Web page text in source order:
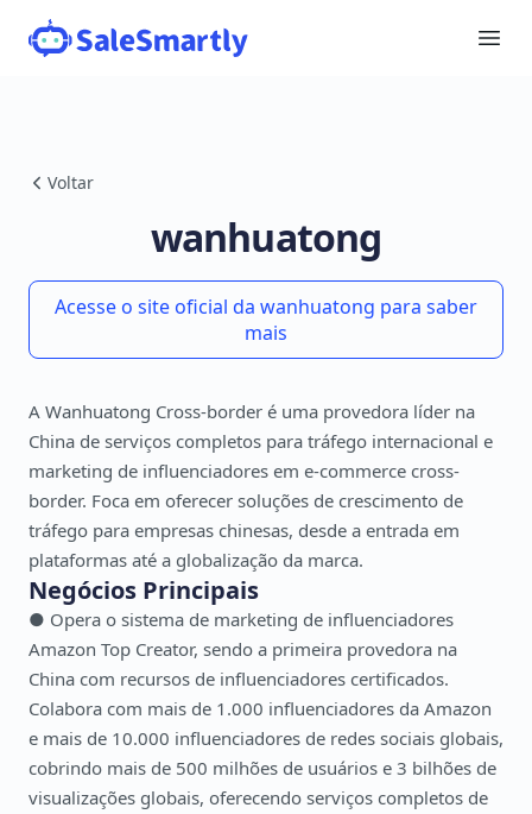
Voltar
wanhuatong
Acesse o site oficial da wanhuatong para saber
mais
A Wanhuatong Cross-border é uma provedora líder na
China de serviços completos para tráfego internacional e
marketing de influenciadores em e-commerce cross-
border. Foca em oferecer soluções de crescimento de
tráfego para empresas chinesas, desde a entrada em
plataformas até a globalização da marca.
Negócios Principais
● Opera o sistema de marketing de influenciadores
Amazon Top Creator, sendo a primeira provedora na
China com recursos de influenciadores certificados.
Colabora com mais de 1.000 influenciadores da Amazon
e mais de 10.000 influenciadores de redes sociais globais,
cobrindo mais de 500 milhões de usuários e 3 bilhões de
visualizações globais, oferecendo serviços completos de